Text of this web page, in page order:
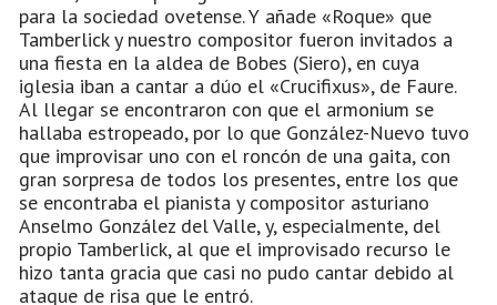
para la sociedad ovetense. Y añade «Roque» que
Tamberlick y nuestro compositor fueron invitados a
una fiesta en la aldea de Bobes (Siero), en cuya
iglesia iban a cantar a dúo el «Crucifixus», de Faure.
Al llegar se encontraron con que el armonium se
hallaba estropeado, por lo que González-Nuevo tuvo
que improvisar uno con el roncón de una gaita, con
gran sorpresa de todos los presentes, entre los que
se encontraba el pianista y compositor asturiano
Anselmo González del Valle, y, especialmente, del
propio Tamberlick, al que el improvisado recurso le
hizo tanta gracia que casi no pudo cantar debido al
ataque de risa que le entró.